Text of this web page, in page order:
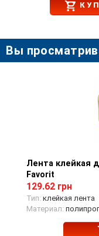
Вы
Лента клейкая
Favorit
129.62 грн
Тип: клейкая лента
Материал: